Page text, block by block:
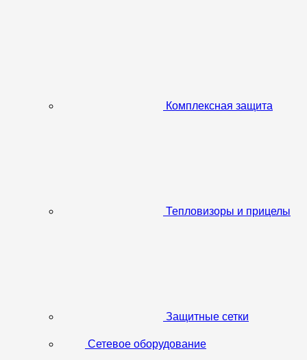
Комплексная защита
Тепловизоры и прицелы
Защитные сетки
Сетевое оборудование